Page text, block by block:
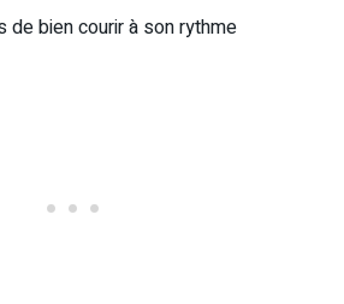
bien courir à son rythme